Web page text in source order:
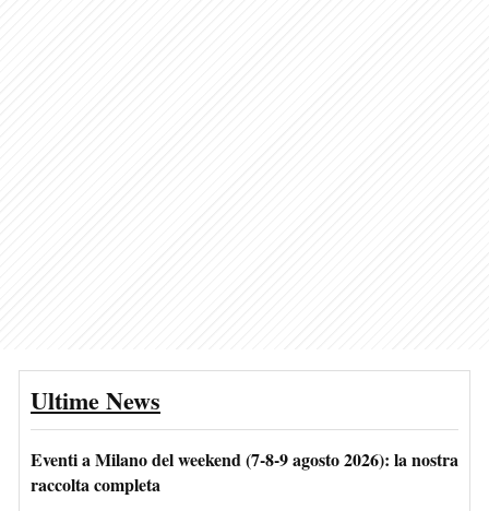
Ultime News
Eventi a Milano del weekend (7-8-9 agosto 2026): la nostra
raccolta completa